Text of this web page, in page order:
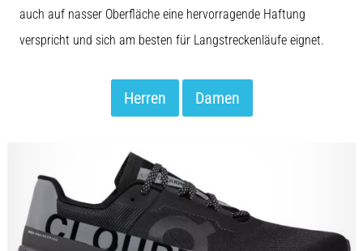
auch auf nasser Oberfläche eine hervorragende Haftung
verspricht und sich am besten für Langstreckenläufe eignet.
Herren Damen